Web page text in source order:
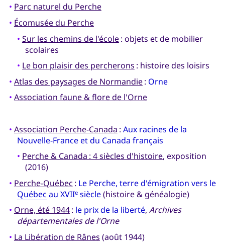
• Parc naturel du Perche
• Écomusée du Perche
• Sur les chemins de l'école: objets et de mobilier
scolaires
• Le bon plaisir des percherons : histoire des loisirs
• Atlas des paysages de Normandie: Orne
• Association faune & flore de l'Orne
• Association Perche-Canada : Aux racines de la
Nouvelle-France et du Canada français
• Perche & Canada : 4 siècles d'histoire, exposition
(2016)
• Perche-Québec : Le Perche, terre d'émigration vers le
Québec au XVIIesiècle(histoire & généalogie)
• Orne, été 1944: le prix de la liberté, Archives
départementales de l'Orne
• La Libération de Rânes (août 1944)